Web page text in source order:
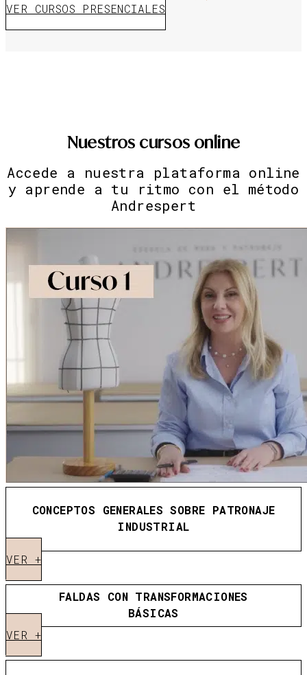
VER CURSOS PRESENCIALES
Nuestros cursos online
Accede a nuestra plataforma online
y aprende a tu ritmo con el método
Andrespert
CONCEPTOS GENERALES SOBRE PATRONAJE
INDUSTRIAL
VER +
FALDAS CON TRANSFORMACIONES
BÁSICAS
VER +